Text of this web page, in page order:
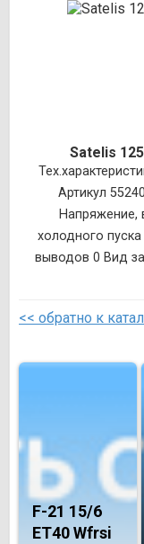
Satelis
Артикул
Напряжение,
холодного
выводов 0 Вид
<< обратно к
F-21 15/6
ET40 Wfrsi